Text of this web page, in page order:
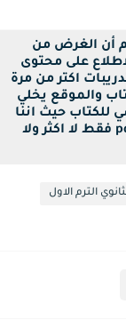
أن الغرض من
على محتوى
اكتر من مرة
والموقع يخلي
حيث اننا
نشاركه من المصادر التي توفره بصيغة pdf فقط لا اكثر ولا
الترم الاول